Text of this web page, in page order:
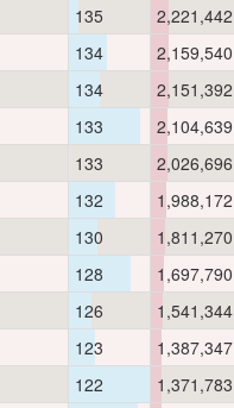
135 2,221,442
134 2,159,540
134 2,151,392
133 2,104,639
133 2,026,696
132 1,988,172
130 1,811,270
128 1,697,790
126 1,541,344
123 1,387,347
122 1,371,783